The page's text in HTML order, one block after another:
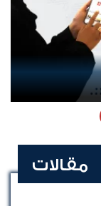
مقالات